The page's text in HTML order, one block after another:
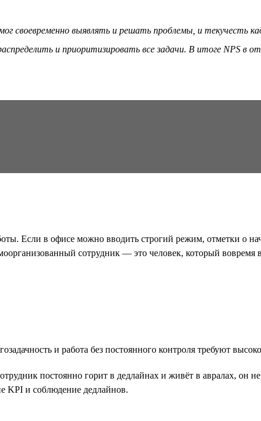
своевременно выявлять и решать проблемы, и текучесть
и приоритизировать все задачи. В итоге NPS в
Если в офисе можно вводить строгий режим, отметки о
сотрудник — это человек, который вовремя
и работа без постоянного контроля требуют
постоянно горит в дедлайнах и живёт в авралах, он не
KPI и соблюдение дедлайнов.